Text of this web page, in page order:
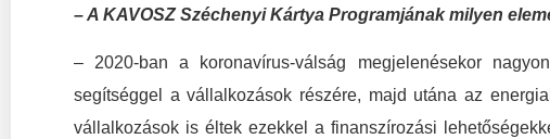
– A KAVOSZ Széchenyi Kártya Program­jának milyen
– 2020-ban a koronavírus-válság megjelenésekor
segítséggel a vállalkozások részére, majd utána az
vállalkozások is éltek ezekkel a finanszírozási